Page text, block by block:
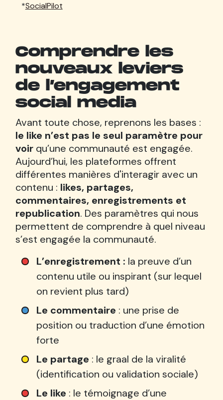
*SocialPilot
Comprendre les
nouveaux leviers
de l’engagement
social media
Avant toute chose, reprenons les bases :
le like n’est pas le seul paramètre pour
voirqu’une communauté est engagée.
Aujourd’hui, les plateformes offrent
différentes manières d'interagir avec un
contenu : likes, partages,
commentaires, enregistrements et
republication. Des paramètres qui nous
permettent de comprendre à quel niveau
s’est engagée la communauté.
L’enregistrement : la preuve d’un
contenu utile ou inspirant (sur lequel
on revient plus tard)
Le commentaire : une prise de
position ou traduction d’une émotion
forte
Le partage : le graal de la viralité
(identification ou validation sociale)
Le like : le témoignage d’une